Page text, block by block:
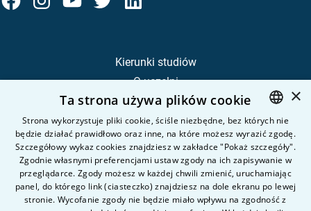
Kierunki studiów
O uczelni
Kandydat
Student
Nauka i badania
Intranet
POLISH
ENGLISH
×
Ta strona używa plików cookie
Strona wykorzystuje pliki cookie, ściśle niezbędne, bez których nie
będzie działać prawidłowo oraz inne, na które możesz wyrazić zgodę.
Szczegółowy wykaz cookies znajdziesz w zakładce "Pokaż szczegóły".
Zgodnie własnymi preferencjami ustaw zgody na ich zapisywanie w
przeglądarce. Zgody możesz w każdej chwili zmienić, uruchamiając
panel, do którego link (ciasteczko) znajdziesz na dole ekranu po lewej
stronie. Wycofanie zgody nie będzie miało wpływu na zgodność z